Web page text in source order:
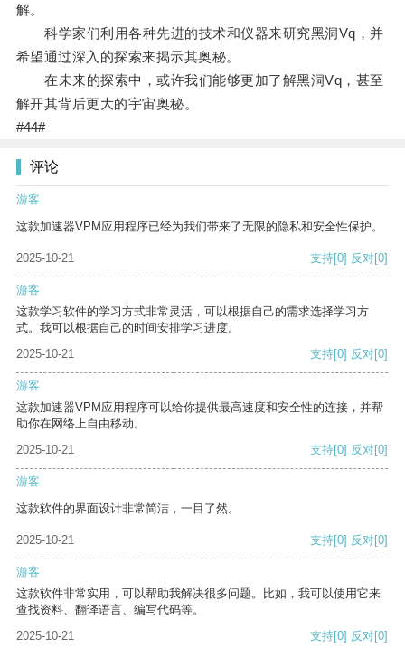
解。
科学家们利用各种先进的技术和仪器来研究黑洞Vq，并
希望通过深入的探索来揭示其奥秘。
在未来的探索中，或许我们能够更加了解黑洞Vq，甚至
解开其背后更大的宇宙奥秘。
#44#
评论
游客
这款加速器VPM应用程序已经为我们带来了无限的隐私和安全性保护。
2025-10-21 支持[0] 反对[0]
游客
这款学习软件的学习方式非常灵活，可以根据自己的需求选择学习方
式。我可以根据自己的时间安排学习进度。
2025-10-21
支持[0] 反对[0]
游客
这款加速器VPM应用程序可以给你提供最高速度和安全性的连接，并帮
助你在网络上自由移动。
2025-10-21
支持[0] 反对[0]
游客
这款软件的界面设计非常简洁，一目了然。
2025-10-21 支持[0] 反对[0]
游客
这款软件非常实用，可以帮助我解决很多问题。比如，我可以使用它来
查找资料、翻译语言、编写代码等。
2025-10-21
支持[0] 反对[0]